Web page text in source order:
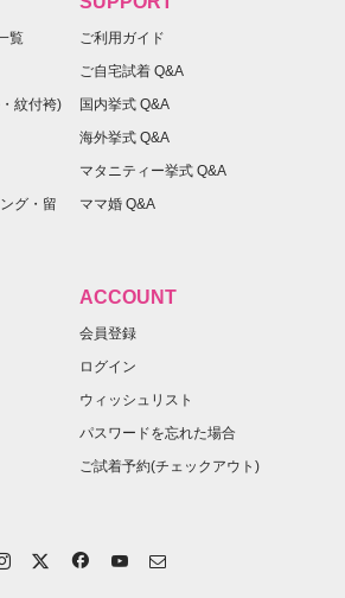
覧
紋付袴)
グ・留
ご利用ガイド
ご自宅試着 Q&A
国内挙式 Q&A
海外挙式 Q&A
マタニティー挙式 Q&A
ママ婚 Q&A
ACCOUNT
会員登録
ログイン
ウィッシュリスト
パスワードを忘れた場合
ご試着予約(チェックアウト)